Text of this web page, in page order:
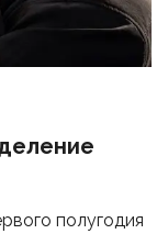
полугодия